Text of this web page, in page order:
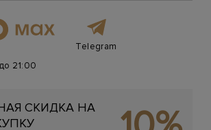
Telegram
21:00
СКИДКА НА